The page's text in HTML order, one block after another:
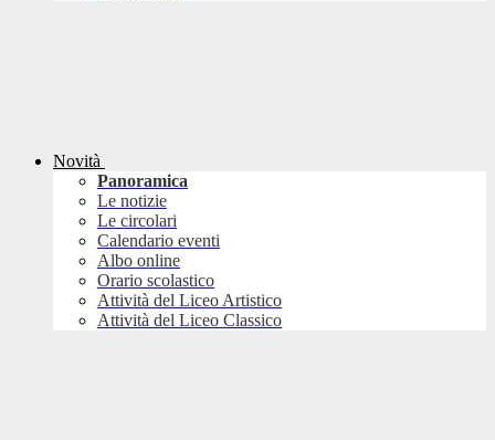
Novità
Panoramica
Le notizie
Le circolari
Calendario eventi
Albo online
Orario scolastico
Attività del Liceo Artistico
Attività del Liceo Classico